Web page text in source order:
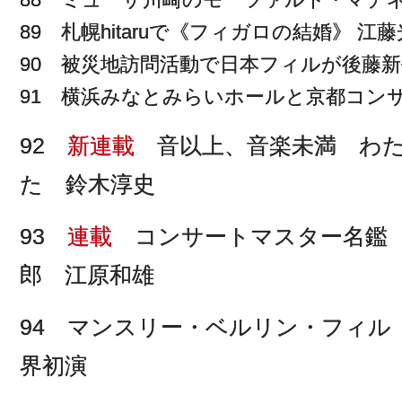
89 札幌hitaruで《フィガロの結婚》 江藤
90 被災地訪問活動で日本フィルが後藤
91 横浜みなとみらいホールと京都コン
92 新連載 音以上、音楽未満 わ
た 鈴木淳史
93 連載 コンサートマスター名
郎 江原和雄
94 マンスリー・ベルリン・フィ
界初演